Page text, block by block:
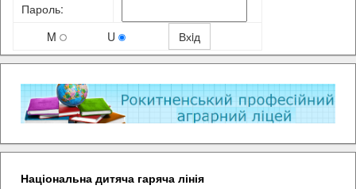
Пароль:
M
U
Національна дитяча гаряча лінія